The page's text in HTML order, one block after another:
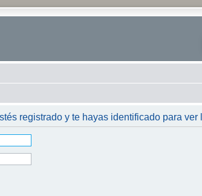
registrado y te hayas identificado para ver